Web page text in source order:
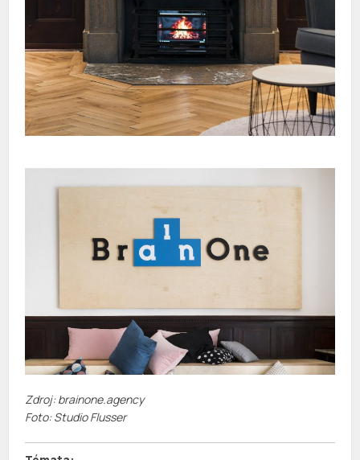
Zdroj: brainone.agency
Foto: Studio Flusser